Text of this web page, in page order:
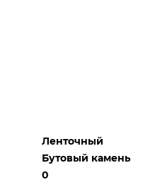
Ленточный
Бутовый камень
0